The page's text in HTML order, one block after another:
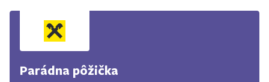
Parádna pôžička